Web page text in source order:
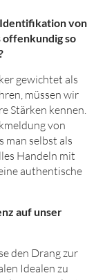
von
offenkundig so
gewichtet als
müssen wir
Stärken kennen.
von
man selbst als
Handeln mit
authentische
auf unser
den Drang zur
Idealen zu